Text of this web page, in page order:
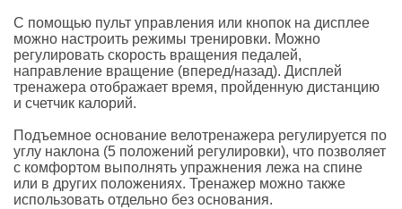
С помощью пульт управления или кнопок на дисплее
можно настроить режимы тренировки. Можно
регулировать скорость вращения педалей,
направление вращение (вперед/назад). Дисплей
тренажера отображает время, пройденную дистанцию
и счетчик калорий.
Подъемное основание велотренажера регулируется по
углу наклона (5 положений регулировки), что позволяет
с комфортом выполнять упражнения лежа на спине
или в других положениях. Тренажер можно также
использовать отдельно без основания.